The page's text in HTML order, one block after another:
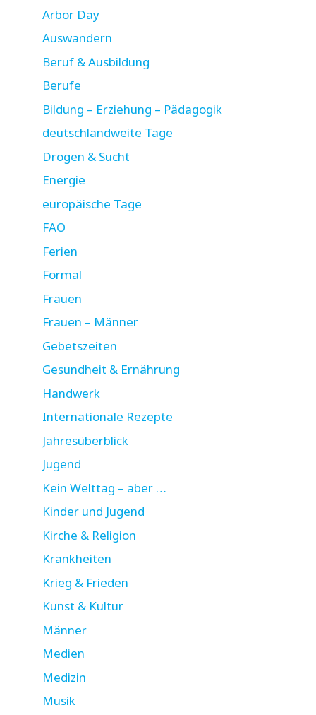
Arbor Day
Auswandern
Beruf & Ausbildung
Berufe
Bildung – Erziehung – Pädagogik
deutschlandweite Tage
Drogen & Sucht
Energie
europäische Tage
FAO
Ferien
Formal
Frauen
Frauen – Männer
Gebetszeiten
Gesundheit & Ernährung
Handwerk
Internationale Rezepte
Jahresüberblick
Jugend
Kein Welttag – aber …
Kinder und Jugend
Kirche & Religion
Krankheiten
Krieg & Frieden
Kunst & Kultur
Männer
Medien
Medizin
Musik